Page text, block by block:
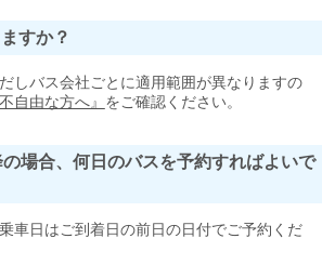
すか？
しバス会社ごとに適用範囲が異なりますの
自由な方へ』 をご確認ください。
場合、何日のバスを予約すればよいで
車日はご到着日の前日の日付でご予約くだ